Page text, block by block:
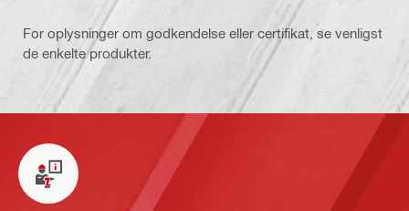
For oplysninger om godkendelse eller certifikat, se venligst
de enkelte produkter.